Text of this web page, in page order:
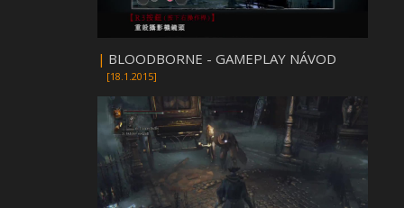
| BLOODBORNE - GAMEPLAY NÁVOD
[18.1.2015]